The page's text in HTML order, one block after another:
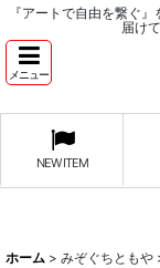
『アートで自由を繋ぐ
届け
メニュー
NEW ITEM
ホーム > みぞぐちともや